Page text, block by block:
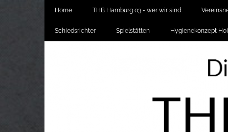
Home THB Hamburg 03 - wer wir sind
Schiedsrichter Spielstätten Hygienekonzept